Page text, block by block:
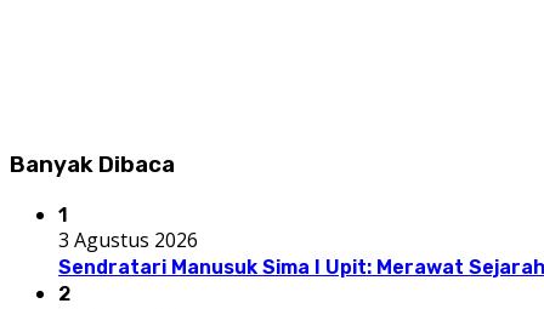
Banyak Dibaca
1
3 Agustus 2026
Sendratari Manusuk Sima I Upit: Merawat
2